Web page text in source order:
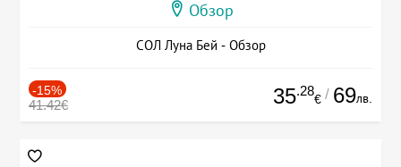
Обзор
СОЛ Луна Бей - Обзор
-15%
41.42€ 35.28
€ / 69лв.